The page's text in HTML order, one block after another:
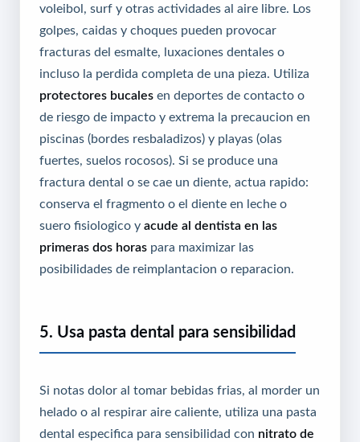
voleibol, surf y otras actividades al aire libre. Los
golpes, caidas y choques pueden provocar
fracturas del esmalte, luxaciones dentales o
incluso la perdida completa de una pieza. Utiliza
protectores bucales en deportes de contacto o
de riesgo de impacto y extrema la precaucion en
piscinas (bordes resbaladizos) y playas (olas
fuertes, suelos rocosos). Si se produce una
fractura dental o se cae un diente, actua rapido:
conserva el fragmento o el diente en leche o
suero fisiologico y acude al dentista en las
primeras dos horas para maximizar las
posibilidades de reimplantacion o reparacion.
5. Usa pasta dental para sensibilidad
Si notas dolor al tomar bebidas frias, al morder un
helado o al respirar aire caliente, utiliza una pasta
dental especifica para sensibilidad con nitrato de